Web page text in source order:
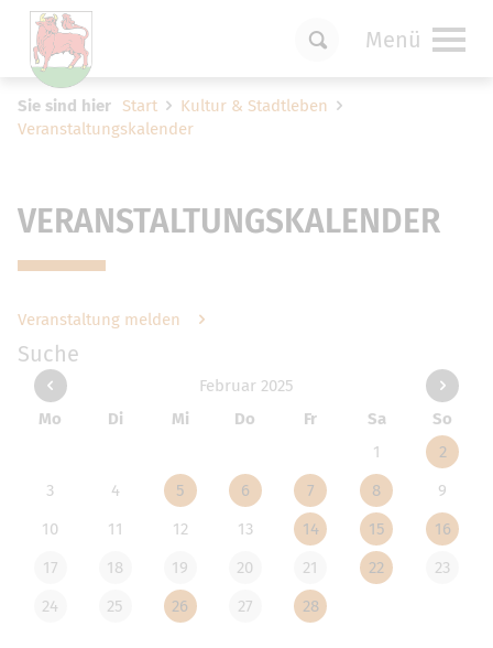
Menü
Sie sind hier Start
Kultur & Stadtleben
Veranstaltungskalender
VERANSTALTUNGSKALENDER
Veranstaltung melden
Suche
Februar 2025
Mo
Di Mi Do Fr Sa
So
1
2
3
4 5 6 7 8
9
10
11 12 13 14 15
16
17
18 19 20 21 22
23
24
25 26 27 28
vornehmen zu können wird die Berechtigung
fürfunktionale Cookies